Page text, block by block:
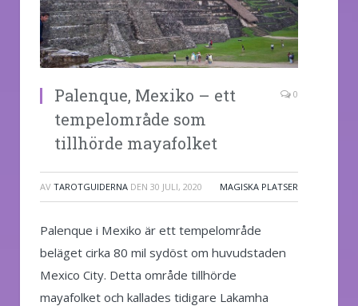
Palenque, Mexiko – ett
tempelområde som
tillhörde mayafolket
0
AV TAROTGUIDERNA DEN 30 JULI, 2020 MAGISKA PLATSER
Palenque i Mexiko är ett tempelområde
beläget cirka 80 mil sydöst om huvudstaden
Mexico City. Detta område tillhörde
mayafolket och kallades tidigare Lakamha